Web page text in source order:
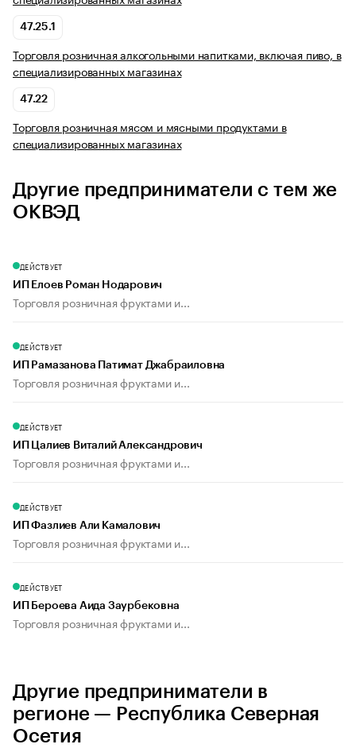
47.25.1
Торговля розничная алкогольными напитками, включая пиво, в
специализированных магазинах
47.22
Торговля розничная мясом и мясными продуктами в
специализированных магазинах
Другие предприниматели с тем же
ОКВЭД
ДЕЙСТВУЕТ
ИП Елоев Роман Нодарович
Торговля розничная фруктами и...
ДЕЙСТВУЕТ
ИП Рамазанова Патимат Джабраиловна
Торговля розничная фруктами и...
ДЕЙСТВУЕТ
ИП Цалиев Виталий Александрович
Торговля розничная фруктами и...
ДЕЙСТВУЕТ
ИП Фазлиев Али Камалович
Торговля розничная фруктами и...
ДЕЙСТВУЕТ
ИП Бероева Аида Заурбековна
Торговля розничная фруктами и...
Другие предприниматели в
регионе — Республика Северная
Осетия